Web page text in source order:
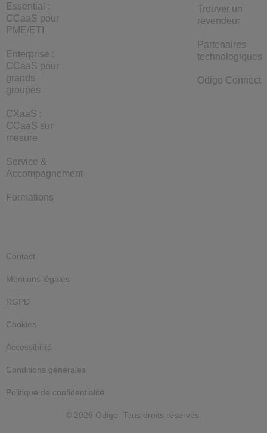
Essential :
CCaaS pour
PME/ETI
Enterprise :
CCaaS pour
grands
groupes
CXaaS :
CCaaS sur
mesure
Service &
Accompagnement
Formations
Trouver un
revendeur
Partenaires
technologiques
Odigo Connect
© 2026 Odigo. Tous droits réservés.
Contact
Mentions légales
RGPD
Cookies
Accessibilité
Conditions générales
Politique de confidentialité